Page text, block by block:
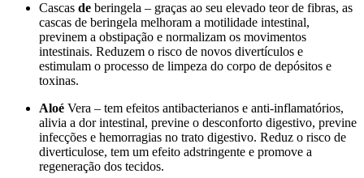
Cascas de beringela – graças ao seu elevado teor de fibras, as
cascas de beringela melhoram a motilidade intestinal,
previnem a obstipação e normalizam os movimentos
intestinais. Reduzem o risco de novos divertículos e
estimulam o processo de limpeza do corpo de depósitos e
toxinas.
Aloé Vera – tem efeitos antibacterianos e anti-inflamatórios,
alivia a dor intestinal, previne o desconforto digestivo, previne
infecções e hemorragias no trato digestivo. Reduz o risco de
diverticulose, tem um efeito adstringente e promove a
regeneração dos tecidos.